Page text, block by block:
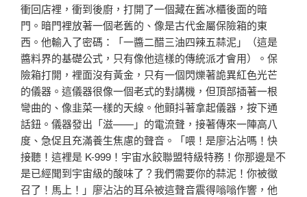
衝回店裡，衝到後廚，打開了一個藏在舊冰櫃後面的暗
門。暗門裡放著一個老舊的、像是古代金屬保險箱的東
西。他輸入了密碼：「一醬二醋三油四辣五蒜泥」（這是
醬料界的基礎公式，只有像他這樣的傳統派才會用）。保
險箱打開，裡面沒有黃金，只有一個閃爍著詭異紅色光芒
的儀器。這儀器很像一個老式的對講機，但頂部插著一根
彎曲的、像韭菜一樣的天線。他顫抖著拿起儀器，按下通
話鈕。儀器發出「滋——」的電流聲，接著傳來一陣高八
度、急促且充滿養生焦慮的聲音。「喂！是廖沾沾嗎！快
接聽！這裡是 K-999！宇宙水餃聯盟特級特務！你那邊是不
是已經聞到宇宙級的酸味了？我們需要你的蒜泥！你被徵
召了！馬上！」廖沾沾的耳朵被這聲音震得嗡嗡作響，他